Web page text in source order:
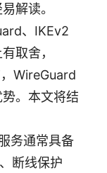
解读。
、IKEv2
取舍，
WireGuard
。本文将结
务通常具备
断线保护